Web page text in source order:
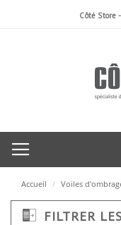
Côté Store
Accueil / Voiles
FILTRER